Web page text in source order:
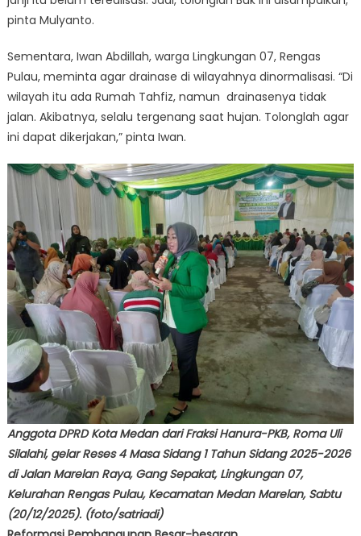
pinta Mulyanto.
Sementara, Iwan Abdillah, warga Lingkungan 07, Rengas
Pulau, meminta agar drainase di wilayahnya dinormalisasi. “Di
wilayah itu ada Rumah Tahfiz, namun drainasenya tidak
jalan. Akibatnya, selalu tergenang saat hujan. Tolonglah agar
ini dapat dikerjakan,” pinta Iwan.
Anggota DPRD Kota Medan dari Fraksi Hanura-PKB, Roma Uli
Silalahi, gelar Reses 4 Masa Sidang 1 Tahun Sidang 2025-2026
di Jalan Marelan Raya, Gang Sepakat, Lingkungan 07,
Kelurahan Rengas Pulau, Kecamatan Medan Marelan, Sabtu
(20/12/2025). (foto/satriadi)